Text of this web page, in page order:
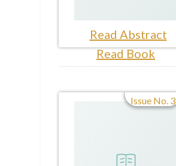
Read Abstract
Read Book
Issue No. 3